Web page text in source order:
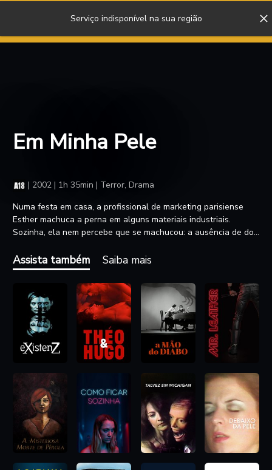
Serviço indisponível na sua região
Em Minha Pele
| 2002 | 1h 35min | Terror, Drama
Numa festa em casa, a profissional de marketing parisiense
Esther machuca a perna em alguns materiais industriais.
Sozinha, ela nem percebe que se machucou: a ausência de dor
promoção empolgante no trabalho e novos planos com o
namorado Vincent, Esther fica obcecada com a ideia de
obra-prima angustiante do Body Horror e do Cinema Extremo
Francês, disponível em inédita versão restaurada.
Assista também Saiba mais